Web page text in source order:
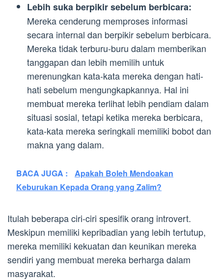
Lebih suka berpikir sebelum berbicara:
Mereka cenderung memproses informasi
secara internal dan berpikir sebelum berbicara.
Mereka tidak terburu-buru dalam memberikan
tanggapan dan lebih memilih untuk
merenungkan kata-kata mereka dengan hati-
hati sebelum mengungkapkannya. Hal ini
membuat mereka terlihat lebih pendiam dalam
situasi sosial, tetapi ketika mereka berbicara,
kata-kata mereka seringkali memiliki bobot dan
makna yang dalam.
BACA JUGA :
Apakah Boleh Mendoakan
Keburukan Kepada Orang yang Zalim?
Itulah beberapa ciri-ciri spesifik orang introvert.
Meskipun memiliki kepribadian yang lebih tertutup,
mereka memiliki kekuatan dan keunikan mereka
sendiri yang membuat mereka berharga dalam
masyarakat.